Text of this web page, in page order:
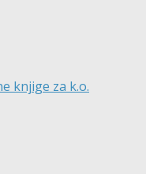
knjige za k.o.